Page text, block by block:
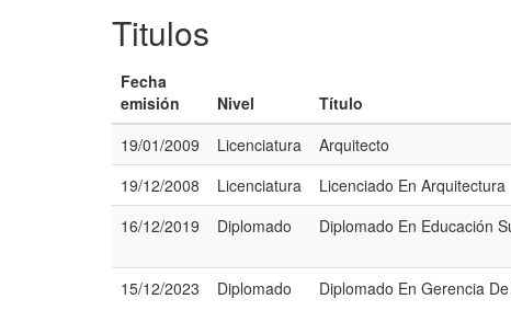
Titulos
Fecha
emisión
Nivel Título
19/01/2009
Licenciatura Arquitecto
19/12/2008
Licenciatura Licenciado En Arquitectura
16/12/2019
Diplomado Diplomado En Educación
15/12/2023 Diplomado Diplomado En Gerencia